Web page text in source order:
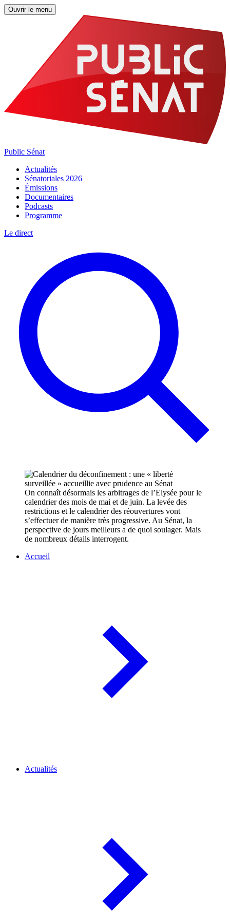
Ouvrir le menu
Public Sénat
Actualités
Sénatoriales 2026
Émissions
Documentaires
Podcasts
Programme
Le direct
On connaît désormais les arbitrages de l’Elysée pour le
calendrier des mois de mai et de juin. La levée des
restrictions et le calendrier des réouvertures vont
s’effectuer de manière très progressive. Au Sénat, la
perspective de jours meilleurs a de quoi soulager. Mais
de nombreux détails interrogent.
Accueil
Actualités